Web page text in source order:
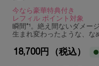
今なら豪華特典付き​
レフィル ポイント対象
瞬間*¹。絶え間ないダメー
生まれ変わったような、な
18,700円 （税込）